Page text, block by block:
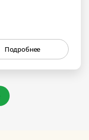
Подробнее